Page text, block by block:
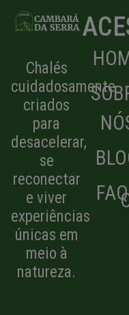
Chalés
cuidadosamente
criados
para
desacelerar,
se
reconectar
e viver
experiências
únicas em
meio à
natureza.